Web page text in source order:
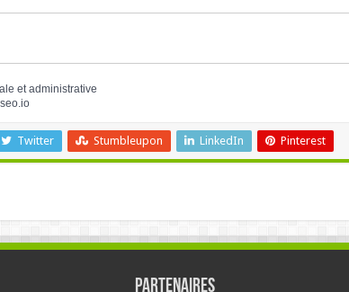
et administrative
Twitter Stumbleupon LinkedIn Pinterest
Partenaires